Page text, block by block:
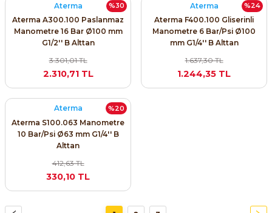
%30
Aterma
Aterma A300.100 Paslanmaz
Manometre 16 Bar Ø100 mm
G1/2'' B Alttan
3.301,01 TL
2.310,71 TL
%24
Aterma
Aterma F400.100 Gliserinli
Manometre 6 Bar/Psi Ø100
mm G1/4'' B Alttan
1.637,30 TL
1.244,35 TL
%20
Aterma
Aterma S100.063 Manometre
10 Bar/Psi Ø63 mm G1/4'' B
Alttan
412,63 TL
330,10 TL